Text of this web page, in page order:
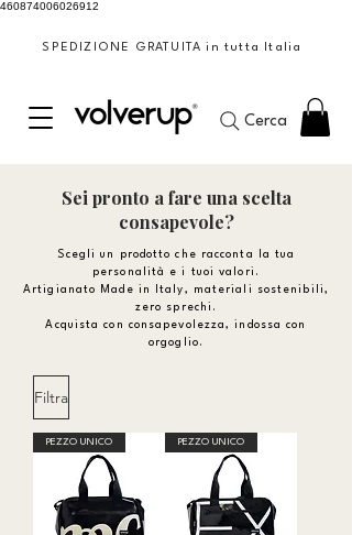
460874006026912
SPEDIZIONE GRATUITA in tutta Italia
Cerca
Sei pronto a fare una scelta
consapevole?
Scegli un prodotto che racconta la tua
personalità e i tuoi valori.
Artigianato Made in Italy, materiali sostenibili,
zero sprechi.
Acquista con consapevolezza, indossa con
orgoglio.
Filtra
PEZZO UNICO PEZZO UNICO